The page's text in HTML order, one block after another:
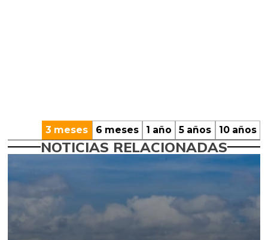
3 meses 6 meses 1 año 5 años 10 años
NOTICIAS RELACIONADAS